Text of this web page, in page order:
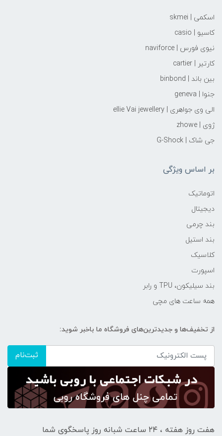
اسکمی | skmei
کاسیو | casio
نیوی فورس | naviforce
کارتیر | cartier
بین باند | binbond
جنوا | geneva
الی وی جواهری | ellie Vai‌ jewellery
ژوی | zhowe
جی شاک | G-Shock
بر اساس ویژگی
اتوماتیک
دیجیتال
بند چرمی
بند استیل
کلاسیک
اسپورت
بند سیلیکون، TPU و رابر
همه ساعت های مچی
از تخفیف‌ها و جدیدترین‌های فروشگاه ما باخبر شوید:
ثبت‌نام
هفت روز هفته ، ۲۴ ساعت شبانه‌ روز پاسخگوی شما